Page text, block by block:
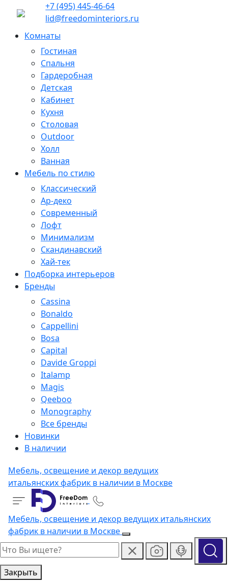
+7 (495) 445-46-64
lid@freedominteriors.ru
Комнаты
Гостиная
Спальня
Гардеробная
Детская
Кабинет
Кухня
Столовая
Outdoor
Холл
Ванная
Мебель по стилю
Классический
Ар-деко
Современный
Лофт
Минимализм
Скандинавский
Хай-тек
Подборка интерьеров
Бренды
Cassina
Bonaldo
Cappellini
Bosa
Capital
Davide Groppi
Italamp
Magis
Qeeboo
Monography
Все бренды
Новинки
В наличии
Мебель, освещение и декор ведущих
итальянских фабрик в наличии в Москве
Мебель, освещение и декор ведущих итальянских
фабрик в наличии в Москве
Закрыть